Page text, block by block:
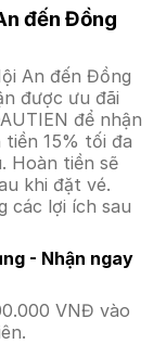
đến Đồng
An đến Đồng
được ưu đãi
để nhận
tiền 15% tối đa
Hoàn tiền sẽ
khi đặt vé.
các lợi ích sau
- Nhận ngay
VNĐ vào